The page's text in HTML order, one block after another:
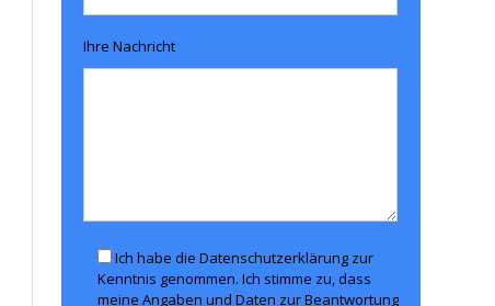
Ihre Nachricht
Ich habe die Datenschutzerklärung zur
Kenntnis genommen. Ich stimme zu, dass
meine Angaben und Daten zur Beantwortung